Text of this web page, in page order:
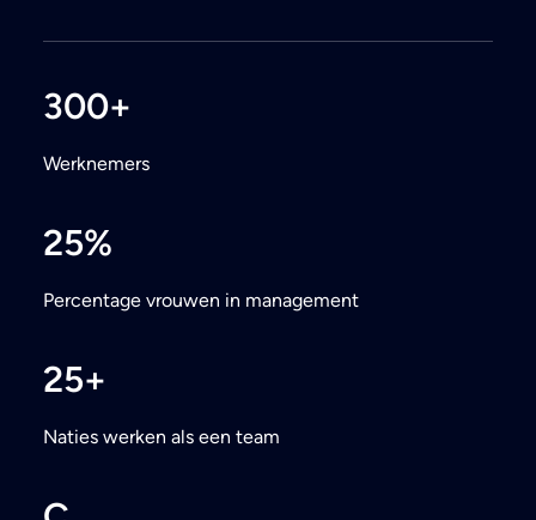
300+
Werknemers
25%
Percentage vrouwen in management
25+
Naties werken als een team